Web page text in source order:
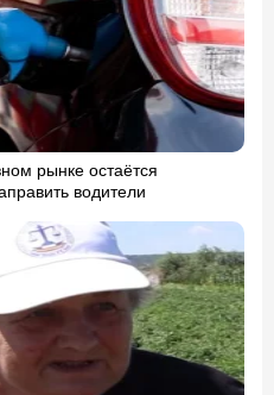
рынке остаётся
водители